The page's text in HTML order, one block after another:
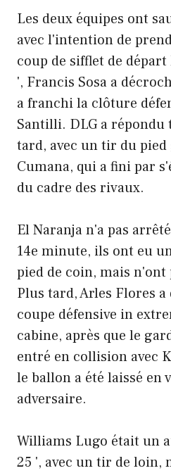
Les deux équipes ont
avec l'intention de
coup de sifflet de
', Francis Sosa a
a franchi la clôture
Santilli. DLG a
tard, avec un tir du pied
Cumana, qui a fini par
du cadre des rivaux.
El Naranja n'a pas
14e minute, ils ont eu
pied de coin, mais
Plus tard, Arles Flores
coupe défensive in
cabine, après que le
entré en collision avec
le ballon a été laissé en
adversaire.
Williams Lugo était un
25 ', avec un tir de loin,